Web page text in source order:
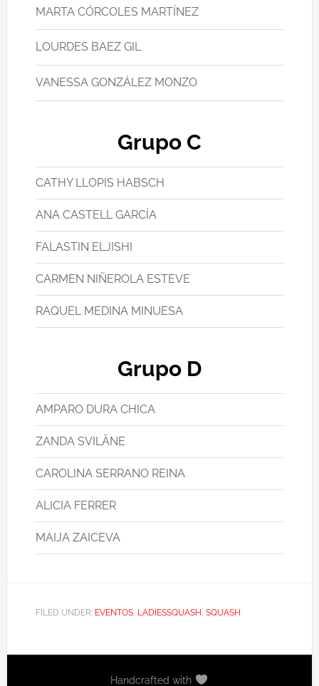
MARTA CÓRCOLES MARTÍNEZ
LOURDES BAEZ GIL
VANESSA GONZÁLEZ MONZO
Grupo C
CATHY LLOPIS HABSCH
ANA CASTELL GARCÍA
FALASTIN ELJISHI
CARMEN NIÑEROLA ESTEVE
RAQUEL MEDINA MINUESA
Grupo D
AMPARO DURA CHICA
ZANDA SVILĀNE
CAROLINA SERRANO REINA
ALICIA FERRER
MAIJA ZAICEVA
FILED UNDER: EVENTOS, LADIESSQUASH , SQUASH
Handcrafted with